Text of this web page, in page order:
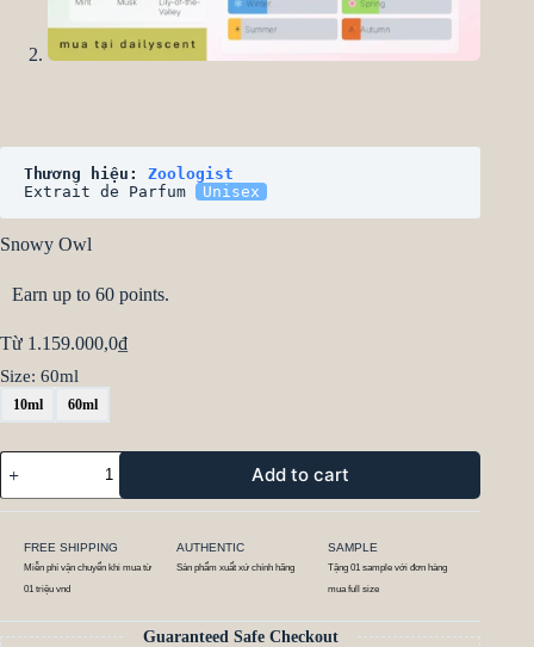
Thương hiệu: Zoologist
Extrait de Parfum
Unisex
Snowy Owl
Earn up to 60 points.
Từ 1.159.000,0₫
Size: 60ml
10ml 60ml
Add to cart
FREE SHIPPING
Miễn phí vận chuyển khi mua từ
01 triệu vnd
AUTHENTIC
Sản phẩm xuất xứ chính hãng
SAMPLE
Tặng 01 sample với đơn hàng
mua full size
Guaranteed Safe Checkout